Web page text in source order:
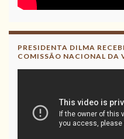
PRESIDENTA DILMA
COMISSÃO NACIONAL DA